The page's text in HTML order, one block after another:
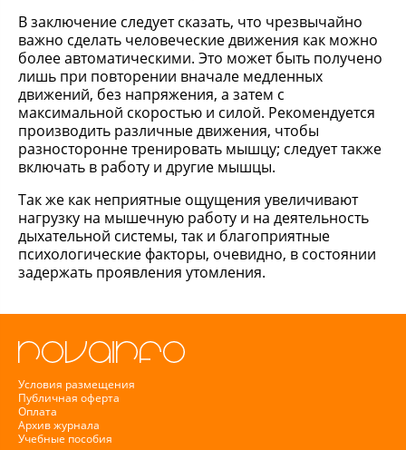
В заключение следует сказать, что чрезвычайно
важно сделать человеческие движения как можно
более автоматическими. Это может быть получено
лишь при повторении вначале медленных
движений, без напряжения, а затем с
максимальной скоростью и силой. Рекомендуется
производить различные движения, чтобы
разносторонне тренировать мышцу; следует также
включать в работу и другие мышцы.
Так же как неприятные ощущения увеличивают
нагрузку на мышечную работу и на деятельность
дыхательной системы, так и благоприятные
психологические факторы, очевидно, в состоянии
задержать проявления утомления.
Условия размещения
Публичная оферта
Оплата
Архив журнала
Учебные пособия